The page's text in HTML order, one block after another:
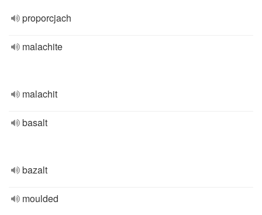
proporcjach
malachite
malachit
basalt
bazalt
moulded